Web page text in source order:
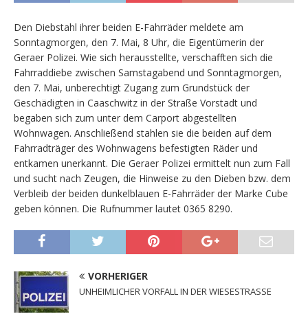
Den Diebstahl ihrer beiden E-Fahrräder meldete am
Sonntagmorgen, den 7. Mai, 8 Uhr, die Eigentümerin der
Geraer Polizei. Wie sich herausstellte, verschafften sich die
Fahrraddiebe zwischen Samstagabend und Sonntagmorgen,
den 7. Mai, unberechtigt Zugang zum Grundstück der
Geschädigten in Caaschwitz in der Straße Vorstadt und
begaben sich zum unter dem Carport abgestellten
Wohnwagen. Anschließend stahlen sie die beiden auf dem
Fahrradträger des Wohnwagens befestigten Räder und
entkamen unerkannt. Die Geraer Polizei ermittelt nun zum Fall
und sucht nach Zeugen, die Hinweise zu den Dieben bzw. dem
Verbleib der beiden dunkelblauen E-Fahrräder der Marke Cube
geben können. Die Rufnummer lautet 0365 8290.
VORHERIGER
UNHEIMLICHER VORFALL IN DER WIESESTRASSE